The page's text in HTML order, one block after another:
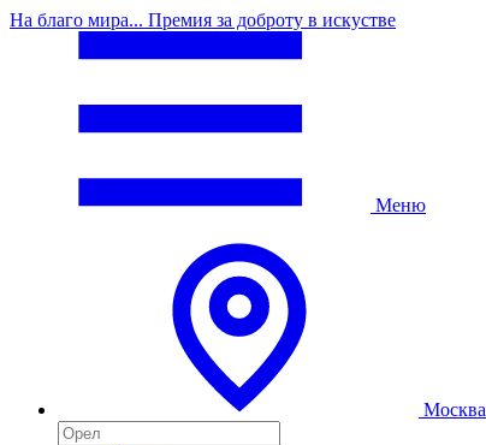
На благо мира... Премия за доброту в искустве
Меню
Москва